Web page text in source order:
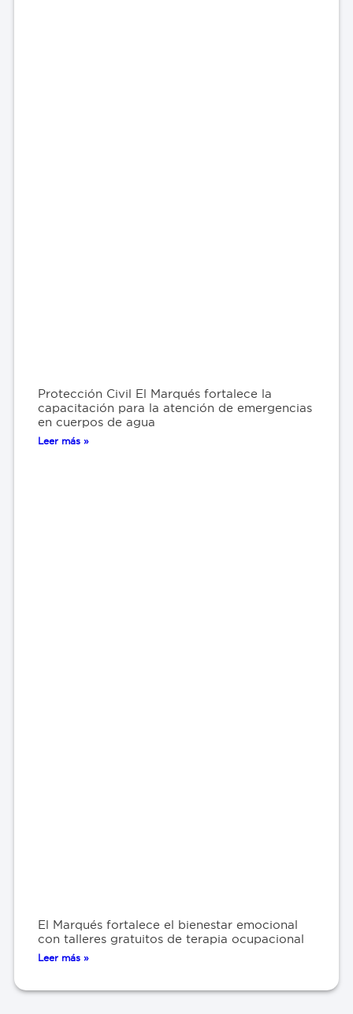
Protección Civil El Marqués fortalece la
capacitación para la atención de emergencias
en cuerpos de agua
Leer más »
El Marqués fortalece el bienestar emocional
con talleres gratuitos de terapia ocupacional
Leer más »